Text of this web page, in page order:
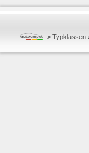
> Typklassen